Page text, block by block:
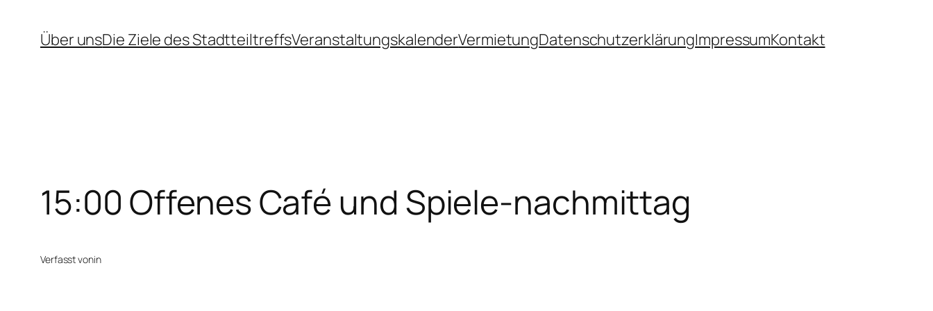
InhaltÜber unsDie Ziele des StadtteiltreffsVeranstaltungskalenderVermietungDatenschutzerklärungImpressumKontakt
15:00 Offenes Café und Spiele-nachmittag
Verfasst vonin